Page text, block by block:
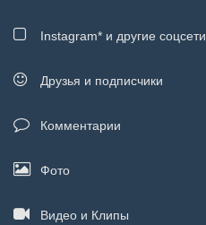
Instagram* и другие соцсети
Друзья и подписчики
Комментарии
Фото
Видео и Клипы